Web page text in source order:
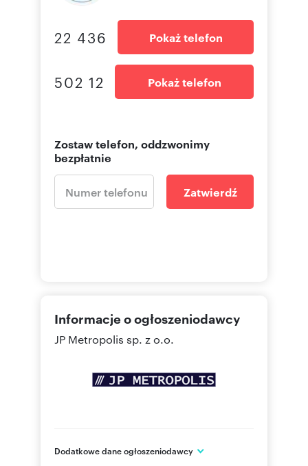
22 436 Pokaż telefon
502 12 Pokaż telefon
Zostaw telefon, oddzwonimy
bezpłatnie
Zatwierdź
Informacje o ogłoszeniodawcy
JP Metropolis sp. z o.o.
Dodatkowe dane ogłoszeniodawcy